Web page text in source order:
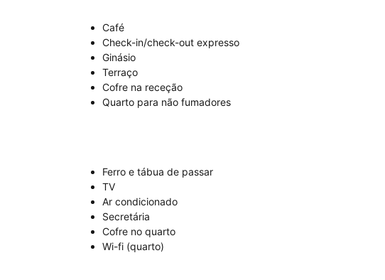
Café
Check-in/check-out expresso
Ginásio
Terraço
Cofre na receção
Quarto para não fumadores
Ferro e tábua de passar
TV
Ar condicionado
Secretária
Cofre no quarto
Wi-fi (quarto)